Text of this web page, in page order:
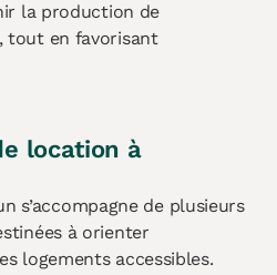
la production de
tout en favorisant
location à
s’accompagne de plusieurs
à orienter
logements accessibles.